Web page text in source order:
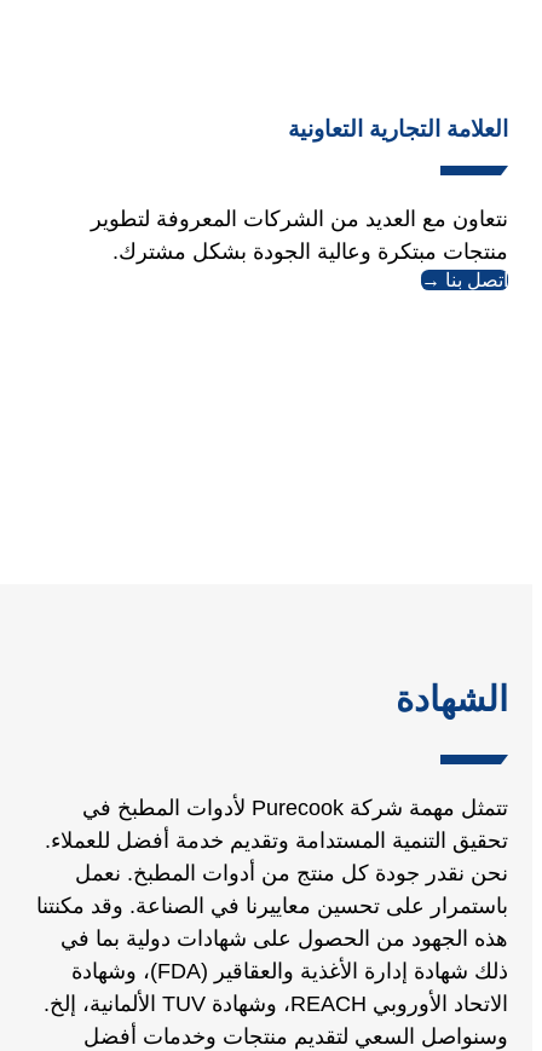
العلامة التجارية التعاونية
نتعاون مع العديد من الشركات المعروفة لتطوير
منتجات مبتكرة وعالية الجودة بشكل مشترك.
اتصل بنا →
الشهادة
تتمثل مهمة شركة Purecook لأدوات المطبخ في
تحقيق التنمية المستدامة وتقديم خدمة أفضل للعملاء.
نحن نقدر جودة كل منتج من أدوات المطبخ. نعمل
باستمرار على تحسين معاييرنا في الصناعة. وقد مكنتنا
هذه الجهود من الحصول على شهادات دولية بما في
ذلك شهادة إدارة الأغذية والعقاقير (FDA)، وشهادة
الاتحاد الأوروبي REACH، وشهادة TUV الألمانية، إلخ.
وسنواصل السعي لتقديم منتجات وخدمات أفضل